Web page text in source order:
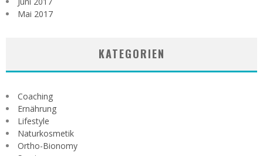
Mai 2017
KATEGORIEN
Coaching
Ernährung
Lifestyle
Naturkosmetik
Ortho-Bionomy